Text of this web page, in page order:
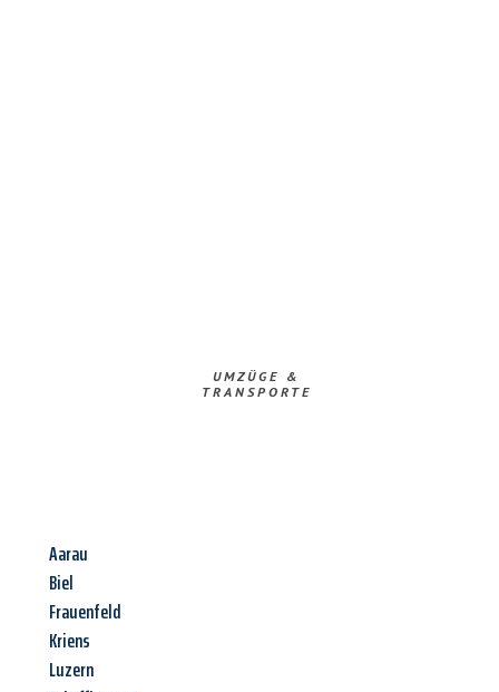
UMZÜGE &
TRANSPORTE
Aarau
Biel
Frauenfeld
Kriens
Luzern